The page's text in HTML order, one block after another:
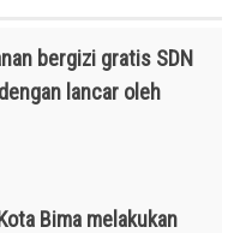
bergizi gratis SDN
lancar oleh
Bima melakukan